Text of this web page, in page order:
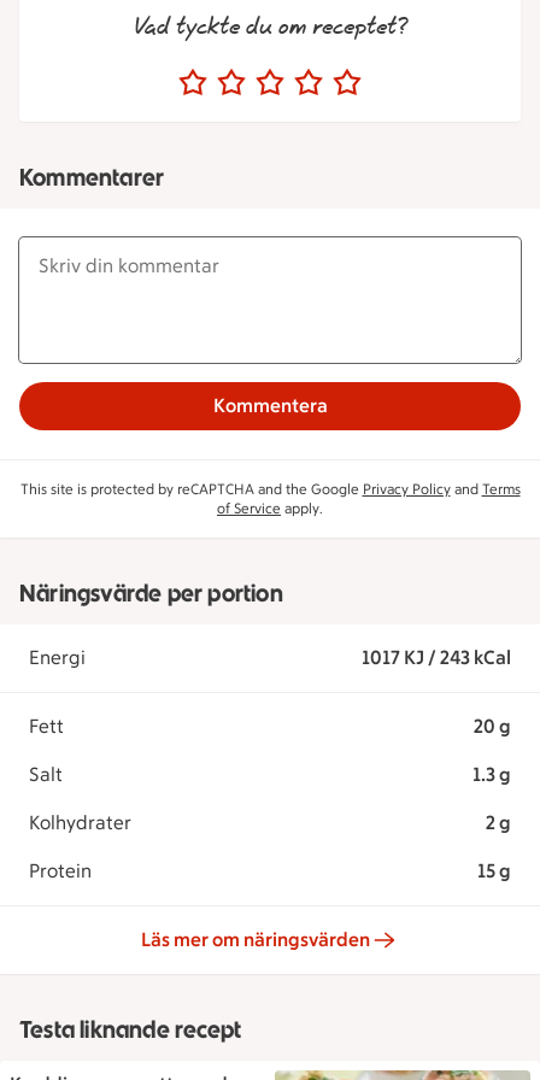
Vad tyckte du om receptet?
Kommentarer
Kommentera
This site is protected by reCAPTCHA and the Google Privacy Policyand Terms
of Service apply.
Näringsvärde per portion
Energi 1017 KJ / 243 kCal
Fett 20 g
Salt 1.3 g
Kolhydrater 2 g
Protein 15 g
Läs mer om näringsvärden
Testa liknande recept